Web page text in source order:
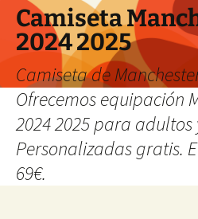
Camiseta
2024 2025
Camiseta de
Ofrecemos equipación
2024 2025 para adultos
Personalizadas gratis.
69€.